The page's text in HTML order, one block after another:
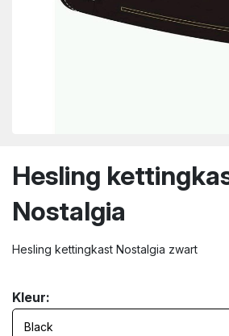
Hesling
Nostalgia
Hesling kettingkast Nostalgia zwart
Kleur: